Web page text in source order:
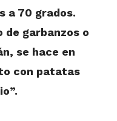
a 70 grados.
de garbanzos o
se hace en
con patatas